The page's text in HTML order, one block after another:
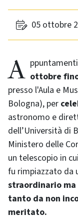
05 ottobre
ottobre
presso l'Aula e
Bologna), per
astronomo e
dell’Università di
Ministero delle
un telescopio in
fu rimpiazzato da
straordinario
tanto da non
meritato.